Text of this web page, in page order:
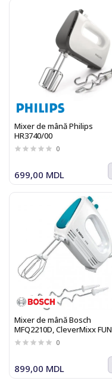
Mixer de mână Philips
HR3740/00
0
699,00 MDL
Mixer de mână Bosch
MFQ2210D, CleverMixx FUN
375 W alb / turcoaz
0
899,00 MDL